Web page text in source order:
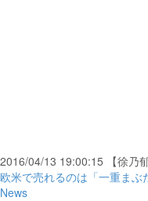
2016/04/13 19:00:15 【徐乃郁
欧米で売れるのは「一重ま
News